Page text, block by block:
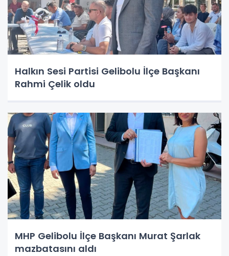
Halkın Sesi Partisi Gelibolu İlçe Başkanı
Rahmi Çelik oldu
MHP Gelibolu İlçe Başkanı Murat Şarlak
mazbatasını aldı